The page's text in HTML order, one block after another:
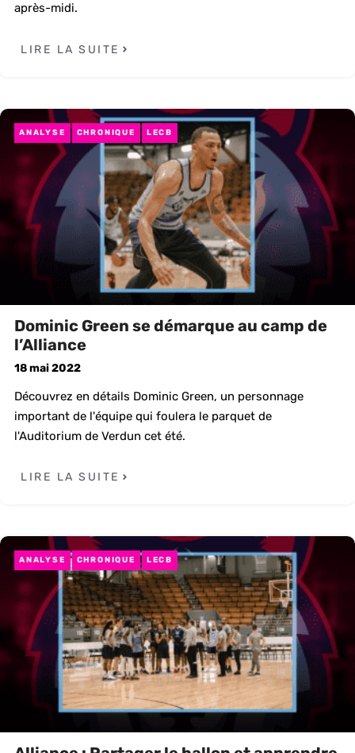
après-midi.
LIRE LA SUITE
ANALYSE CHRONIQUE LECB
Dominic Green se démarque au camp de
l’Alliance
18 mai 2022
Découvrez en détails Dominic Green, un personnage
important de l'équipe qui foulera le parquet de
l'Auditorium de Verdun cet été.
LIRE LA SUITE
ANALYSE CHRONIQUE LECB